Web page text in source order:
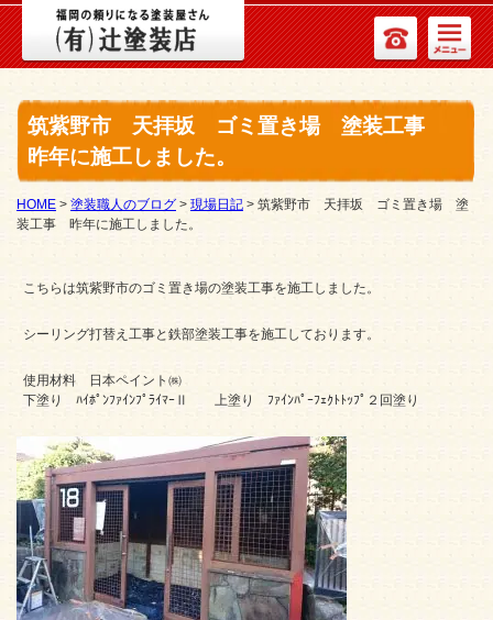
筑紫野市 天拝坂 ゴミ置き場 塗装工事
昨年に施工しました。
HOME > 塗装職人のブログ > 現場日記 > 筑紫野市 天拝坂 ゴミ置き場 塗
装工事 昨年に施工しました。
こちらは筑紫野市のゴミ置き場の塗装工事を施工しました。
シーリング打替え工事と鉄部塗装工事を施工しております。
使用材料 日本ペイント㈱
下塗り ﾊｲﾎﾟﾝﾌｧｲﾝﾌﾟﾗｲﾏｰⅡ 上塗り ﾌｧｲﾝﾊﾟｰﾌｪｸﾄﾄｯﾌﾟ２回塗り